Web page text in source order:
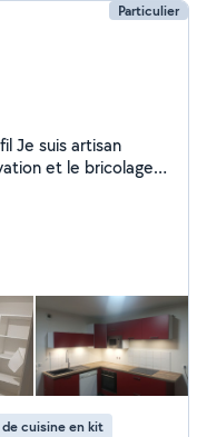
Particulier
et le bricolage,
etc.)
de meubles,
à réaliser un travail
respect des délais et
ou
pas à me contacter merci
cuisine en kit